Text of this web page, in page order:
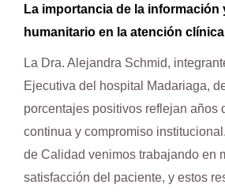
La importancia de la información
humanitario en la atención clínica
La Dra. Alejandra Schmid,
Ejecutiva del hospital Madariaga,
porcentajes positivos reflejan años
continua y compromiso
de Calidad venimos trabajando en
satisfacción del paciente, y estos